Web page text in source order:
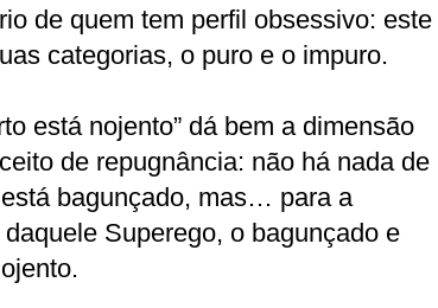
de quem tem perfil obsessivo: este
categorias, o puro e o impuro.
está nojento” dá bem a dimensão
de repugnância: não há nada de
bagunçado, mas… para a
Superego, o bagunçado e